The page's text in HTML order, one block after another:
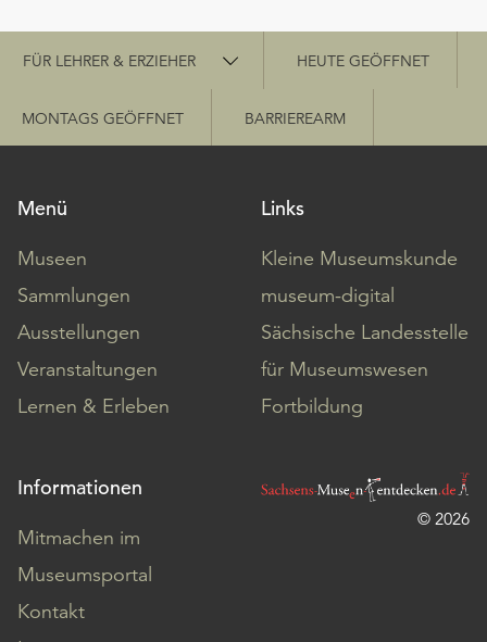
Schnellzugriff
FÜR LEHRER & ERZIEHER HEUTE GEÖFFNET
MONTAGS GEÖFFNET BARRIEREARM
Menü
Museen
Sammlungen
Ausstellungen
Veranstaltungen
Lernen & Erleben
Links
Kleine Museumskunde
museum-digital
Sächsische Landesstelle
für Museumswesen
Fortbildung
Informationen
Mitmachen im
Museumsportal
Kontakt
© 2026